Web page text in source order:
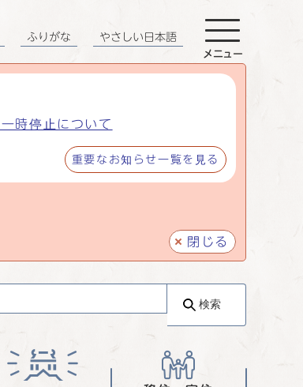
時停止について
重要なお知らせ一覧を見る
閉じる
ふりがな やさしい日本語
メニュー
検索